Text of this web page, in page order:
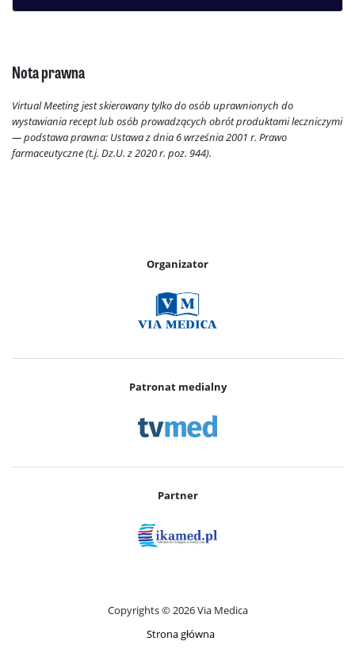
Nota prawna
Virtual Meeting jest skierowany tylko do osób uprawnionych do
wystawiania recept lub osób prowadzących obrót produktami leczniczymi
— podstawa prawna: Ustawa z dnia 6 września 2001 r. Prawo
farmaceutyczne (t.j. Dz.U. z 2020 r. poz. 944).
Organizator
Patronat medialny
Partner
Copyrights © 2026 Via Medica
Strona główna